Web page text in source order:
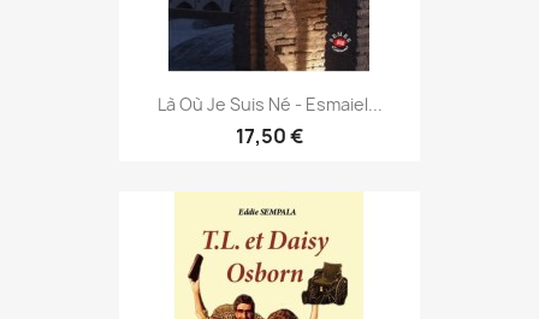
Là Où Je Suis Né - Esmaiel...
17,50 €